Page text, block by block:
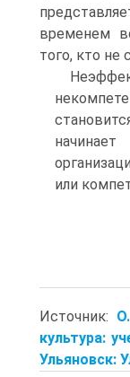
временем
того, кто не
или
Источник:
культура:
Ульяновск: